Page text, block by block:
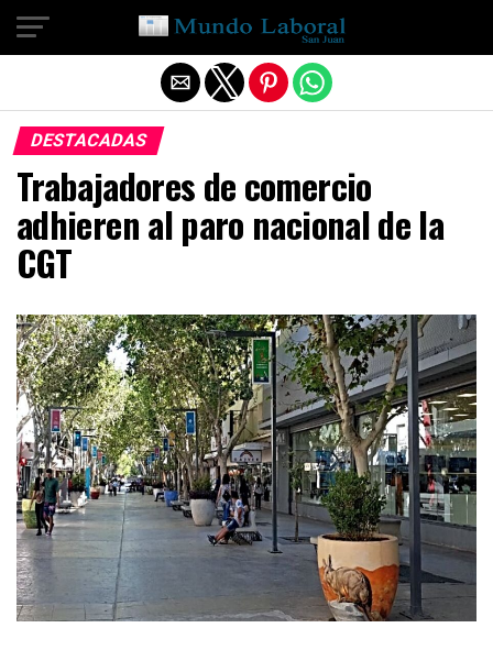
DESTACADAS
Trabajadores de comercio
adhieren al paro nacional de la
CGT
Salir de la versión móvil